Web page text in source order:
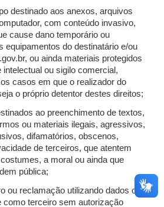
destinado aos anexos, arquivos
com conteúdo invasivo,
cause dano temporário ou
equipamentos do destinatário e/ou
ou ainda materiais protegidos
intelectual ou sigilo comercial,
casos em que o realizador do
o próprio detentor destes direitos;
ao preenchimento de textos,
ou materiais ilegais, agressivos,
difamatórios, obscenos,
de terceiros, que atentem
a moral ou ainda que
pública;
ou reclamação utilizando dados ou
como terceiro sem autorização